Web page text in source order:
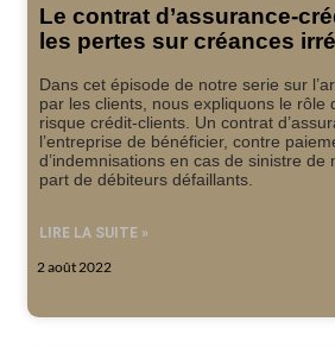
Le contrat d’assurance-
les pertes sur créances
Dans cet épisode de notre serie sur
par les clients, nous expliquons le rôle
risque crédit-clients. Un contrat
l’entreprise de bénéficier, contre
d’indemnisations en cas de sinistre de
part de débiteurs défaillants.
LIRE LA SUITE »
2 août 2022